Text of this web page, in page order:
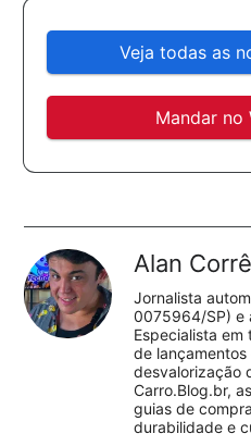
Veja todas as
Mandar no
Alan
Jornalista
0075964/SP) e
Especialista em
de lançamentos
desvalorização
Carro.Blog.br,
guias de
durabilidade e